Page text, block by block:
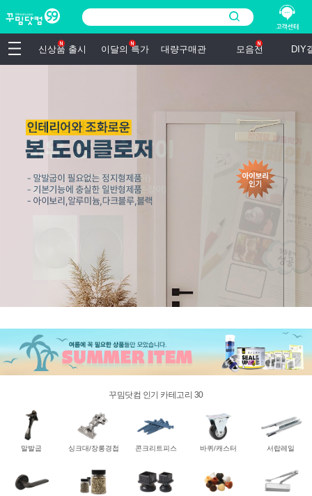
신상품 출시 이달의 특가 대량구매관 모음전 DIY
꾸밈닷컴 인기 카테고리 30
말발굽 싱크대/장롱경첩 콘크리트피스 바퀴/캐스터 서랍레일